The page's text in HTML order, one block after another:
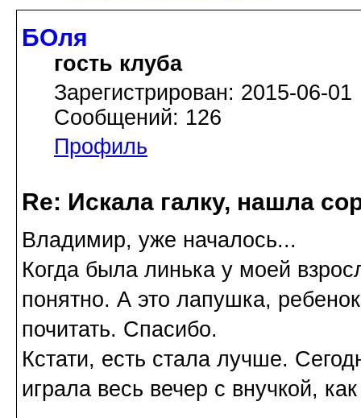
БОля
гость клуба
Зарегистрирован: 2015-06-01
Сообщений: 126
Профиль
Re: Искала галку, нашла
Владимир, уже началось...
Когда была линька у моей
понятно. А это лапушка,
почитать. Спасибо.
Кстати, есть стала лучше.
играла весь вечер с внучкой,